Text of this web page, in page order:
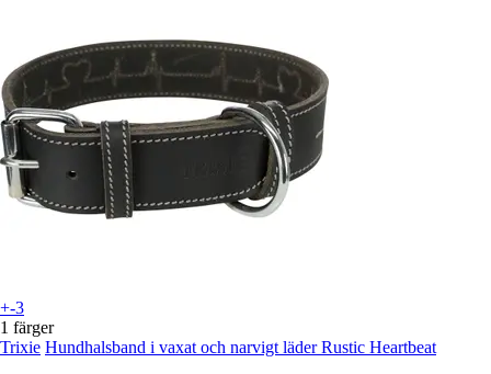
+-3
1 färger
Trixie Hundhalsband i vaxat och narvigt läder Rustic Heartbeat